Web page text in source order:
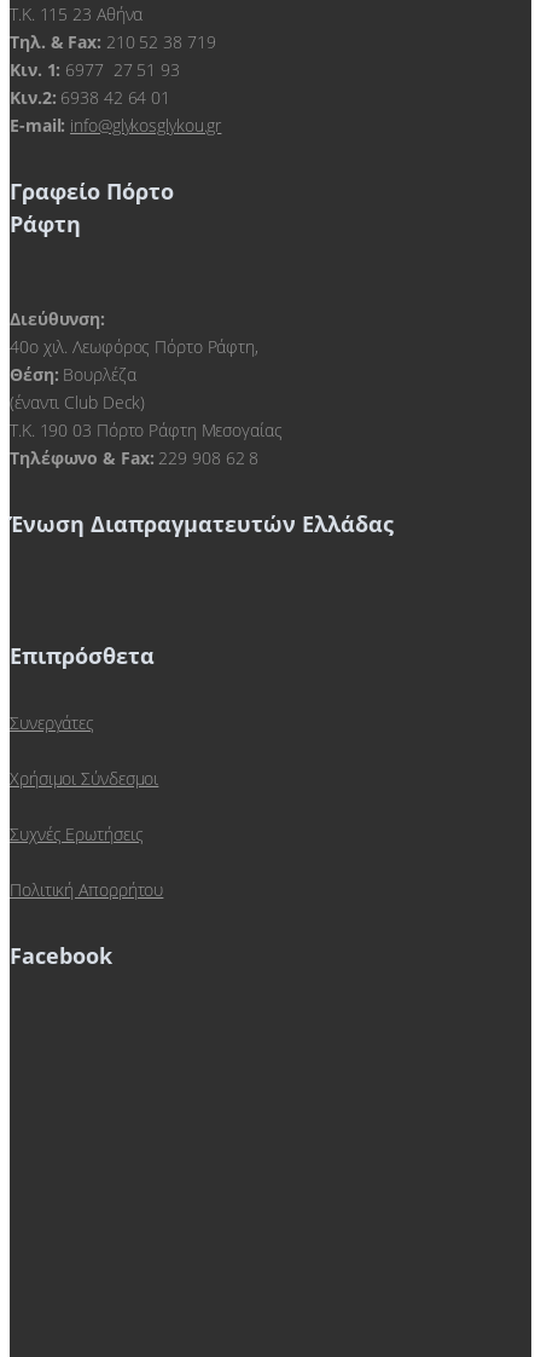
Τ.Κ. 115 23 Αθήνα
Τηλ. & Fax: 210 52 38 719
Kιν. 1: 6977 27 51 93
Κιν.2: 6938 42 64 01
E-mail: info@glykosglykou.gr
Γραφείο Πόρτο
Ράφτη
Διεύθυνση:
40ο χιλ. Λεωφόρος Πόρτο Ράφτη,
Θέση: Βουρλέζα
(έναντι Club Deck)
Τ.Κ. 190 03 Πόρτο Ράφτη Μεσογαίας
Τηλέφωνο & Fax: 229 908 62 8
Ένωση Διαπραγματευτών Ελλάδας
Επιπρόσθετα
Συνεργάτες
Χρήσιμοι Σύνδεσμοι
Συχνές Ερωτήσεις
Πολιτική Απορρήτου
Facebook